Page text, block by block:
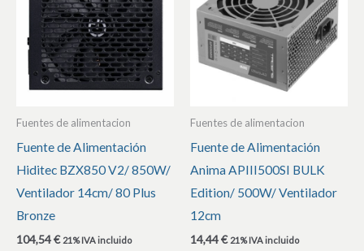
Fuentes de alimentacion
Fuente de Alimentación
Hiditec BZX850 V2/ 850W/
Ventilador 14cm/ 80 Plus
Bronze
104,54€ 21% IVA incluido
Fuentes de alimentacion
Fuente de Alimentación
Anima APIII500SI BULK
Edition/ 500W/ Ventilador
12cm
14,44€ 21% IVA incluido